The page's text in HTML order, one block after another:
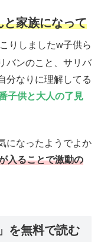
と家族になって
りしましたw子供ら
バンのこと、サリバ
分なりに理解してる
子供と大人の了見
になったようでよか
入ることで激動の
を無料で読む